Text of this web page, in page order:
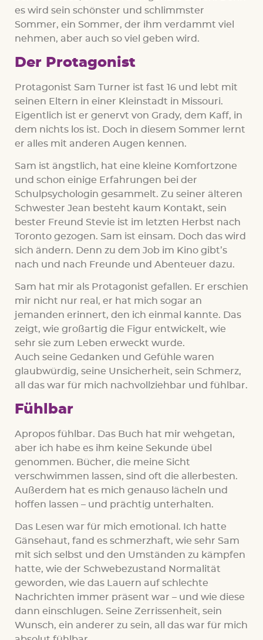
es wird sein schönster und schlimmster
Sommer, ein Sommer, der ihm verdammt viel
nehmen, aber auch so viel geben wird.
Der Protagonist
Protagonist Sam Turner ist fast 16 und lebt mit
seinen Eltern in einer Kleinstadt in Missouri.
Eigentlich ist er genervt von Grady, dem Kaff, in
dem nichts los ist. Doch in diesem Sommer lernt
er alles mit anderen Augen kennen.
Sam ist ängstlich, hat eine kleine Komfortzone
und schon einige Erfahrungen bei der
Schulpsychologin gesammelt. Zu seiner älteren
Schwester Jean besteht kaum Kontakt, sein
bester Freund Stevie ist im letzten Herbst nach
Toronto gezogen. Sam ist einsam. Doch das wird
sich ändern. Denn zu dem Job im Kino gibt’s
nach und nach Freunde und Abenteuer dazu.
Sam hat mir als Protagonist gefallen. Er erschien
mir nicht nur real, er hat mich sogar an
jemanden erinnert, den ich einmal kannte. Das
zeigt, wie großartig die Figur entwickelt, wie
sehr sie zum Leben erweckt wurde.
Auch seine Gedanken und Gefühle waren
glaubwürdig, seine Unsicherheit, sein Schmerz,
all das war für mich nachvollziehbar und fühlbar.
Fühlbar
Apropos fühlbar. Das Buch hat mir wehgetan,
aber ich habe es ihm keine Sekunde übel
genommen. Bücher, die meine Sicht
verschwimmen lassen, sind oft die allerbesten.
Außerdem hat es mich genauso lächeln und
hoffen lassen – und prächtig unterhalten.
Das Lesen war für mich emotional. Ich hatte
Gänsehaut, fand es schmerzhaft, wie sehr Sam
mit sich selbst und den Umständen zu kämpfen
hatte, wie der Schwebezustand Normalität
geworden, wie das Lauern auf schlechte
Nachrichten immer präsent war – und wie diese
dann einschlugen. Seine Zerrissenheit, sein
Wunsch, ein anderer zu sein, all das war für mich